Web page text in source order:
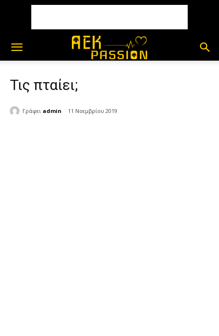
Τις πταίει;
Γράφει admin 11 Νοεμβρίου 2019